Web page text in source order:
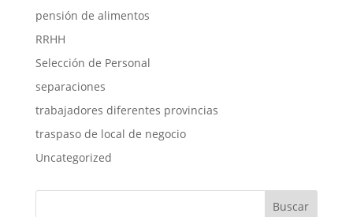
pensión de alimentos
RRHH
Selección de Personal
separaciones
trabajadores diferentes provincias
traspaso de local de negocio
Uncategorized